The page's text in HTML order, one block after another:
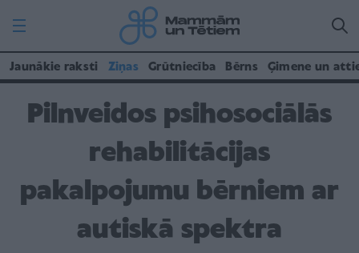
Jaunākie raksti Ziņas Grūtniecība Bērns Ģimene un
Pilnveidos psihosociālās
rehabilitācijas
pakalpojumu bērniem ar
autiskā spektra